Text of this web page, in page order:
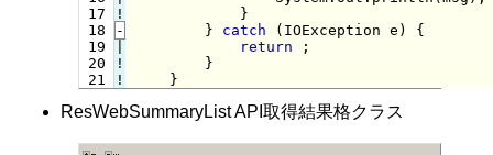
17
18
19
20
21
!
-
!
!
}
} catch (IOException e) {
return ;
}
ResWebSummaryList API取得結果格クラス